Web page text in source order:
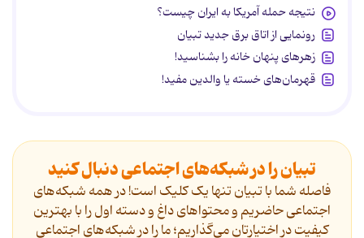
نتیجه حمله آمریکا به ایران چیست؟
رونمایی از اتاق برق جدید تبیان
زهرهای پنهان خانه را بشناسید!
قهرمان‌های خسته یا والدین مفید!
تبیان را در شبکه‌های اجتماعی دنبال کنید
فاصله شما با تبیان تنها یک کلیک است! در همه شبکه‌های
اجتماعی حاضریم و محتواهای داغ و دسته اول را با بهترین
کیفیت در اختیارتان می‌گذاریم؛ ما را در شبکه‌های اجتماعی